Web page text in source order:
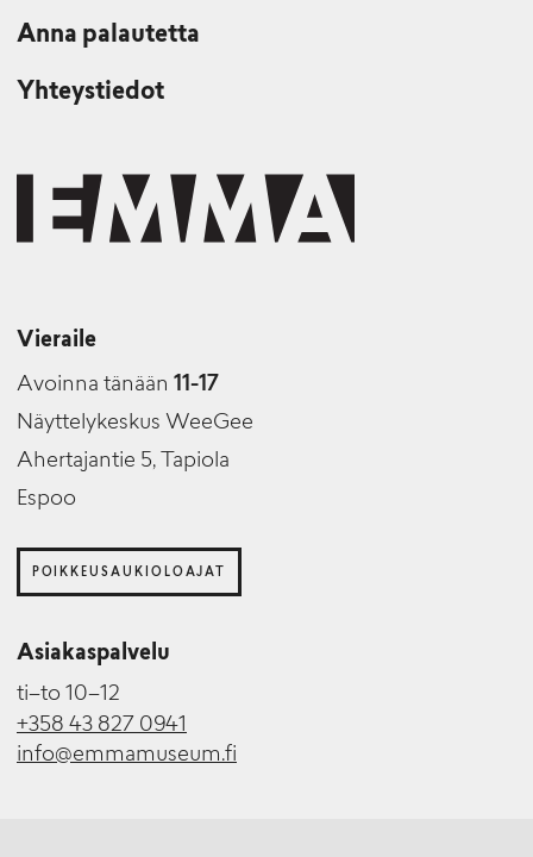
Anna palautetta
Yhteystiedot
Vieraile
Avoinna tänään 11-17
Näyttelykeskus WeeGee
Ahertajantie 5, Tapiola
Espoo
POIKKEUSAUKIOLOAJAT
Asiakaspalvelu
ti–to 10–12
+358 43 827 0941
info@emmamuseum.fi